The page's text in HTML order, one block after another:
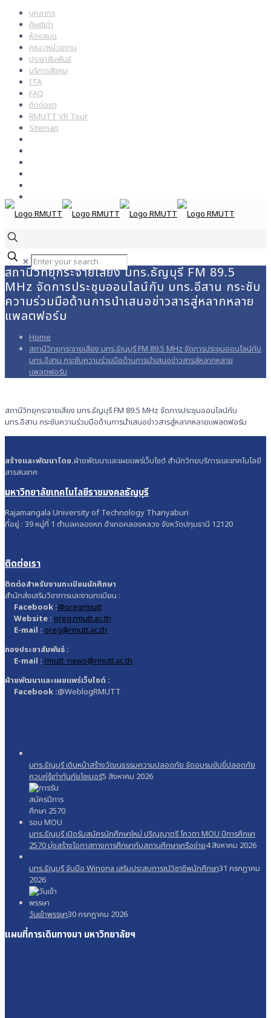
บุคลากร
ศิษย์เก่า
ห้องสมุด
คณะ/หน่วยงาน
ประชาสัมพันธ์
บริการสังคม
ITA
FAQ
ติดต่อเรา
RMUTT VR Tour
Sitemap
✕
สถานีวิทยุกระจายเสียง มทร.ธัญบุรี FM 89.5
MHz จัดการประชุมออนไลน์กับ มทร.อีสาน กระชับ
ความร่วมมือด้านการนำเสนอข่าวสารสู่หลากหลาย
แพลตฟอร์ม
Home
สถานีวิทยุกระจายเสียง มทร.ธัญบุรี FM 89.5 MHz จัดการประชุมออนไลน์กับ
มทร.อีสาน กระชับความร่วมมือด้านการนำเสนอข่าวสารสู่หลากหลาย
แพลตฟอร์ม
สถานีวิทยุกระจายเสียง มทร.ธัญบุรี FM 89.5 MHz จัดการประชุมออนไลน์กับ
มทร.อีสาน กระชับความร่วมมือด้านการนำเสนอข่าวสารสู่หลากหลายแพลตฟอร์ม
สร้างและพัฒนาโดย.ฝ่ายพัฒนาและเผยแพร่เว็บไซต์ สำนักวิทยบริการและเทคโนโลยี
สารสนเทศ
มหาวิทยาลัยเทคโนโลยีราชมงคลธัญบุรี
Rajamangala University of Technology Thanyaburi
ที่อยู่ : 39 หมู่ที่ 1 ตำบลคลองหก อำเภอคลองหลวง จังหวัดปทุมธานี 12120
ติดต่อเรา
ติดต่อสำหรับงานทะเบียนนักศึกษา
สำนักส่งเสริมวิชาการและงานทะเบียน :
Facebook :@oregrmutt
Website : oreg.rmutt.ac.th
E-mail : oreg@rmutt.ac.th
กองประชาสัมพันธ์ :
E-mail : rmutt_news@rmutt.ac.th
ฝ่ายพัฒนาและเผยแพร่เว็บไซต์ :
Facebook :@WeblogRMUTT
มทร.ธัญบุรี เดินหน้าสร้างวัฒนธรรมความปลอดภัย จัดอบรมขับขี่ปลอดภัย
ควบคู่รู้เท่าทันภัยไซเบอร์5 สิงหาคม 2026
มทร.ธัญบุรี เปิดรับสมัครนักศึกษาใหม่ ปริญญาตรี โควตา MOU ปีการศึกษา
2570 มุ่งสร้างโอกาสทางการศึกษากับสถานศึกษาเครือข่าย4 สิงหาคม 2026
มทร.ธัญบุรี จับมือ Winona เสริมประสบการณ์วิชาชีพนักศึกษา31 กรกฎาคม
2026
วันเข้าพรรษา30 กรกฎาคม 2026
แผนที่การเดินทางมา มหาวิทยาลัยฯ